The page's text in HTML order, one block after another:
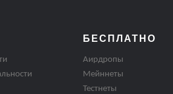
БЕСПЛАТНО
Аирдропы
Мейннеты
Тестнеты